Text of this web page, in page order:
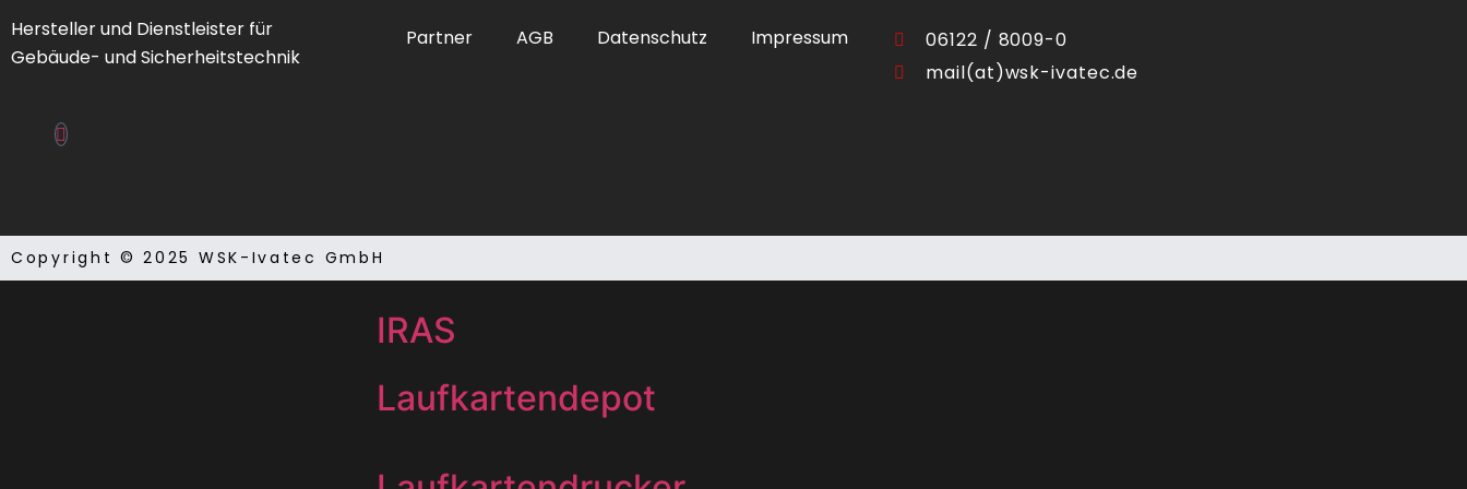
Elektronikbaugruppen
FIZ
IRAS
Laufkartendepot
Hersteller und Dienstleister für
Gebäude- und Sicherheitstechnik
Partner AGB Datenschutz Impressum
06122 / 8009-0
mail(at)wsk-ivatec.de
Copyright © 2025 WSK-Ivatec GmbH